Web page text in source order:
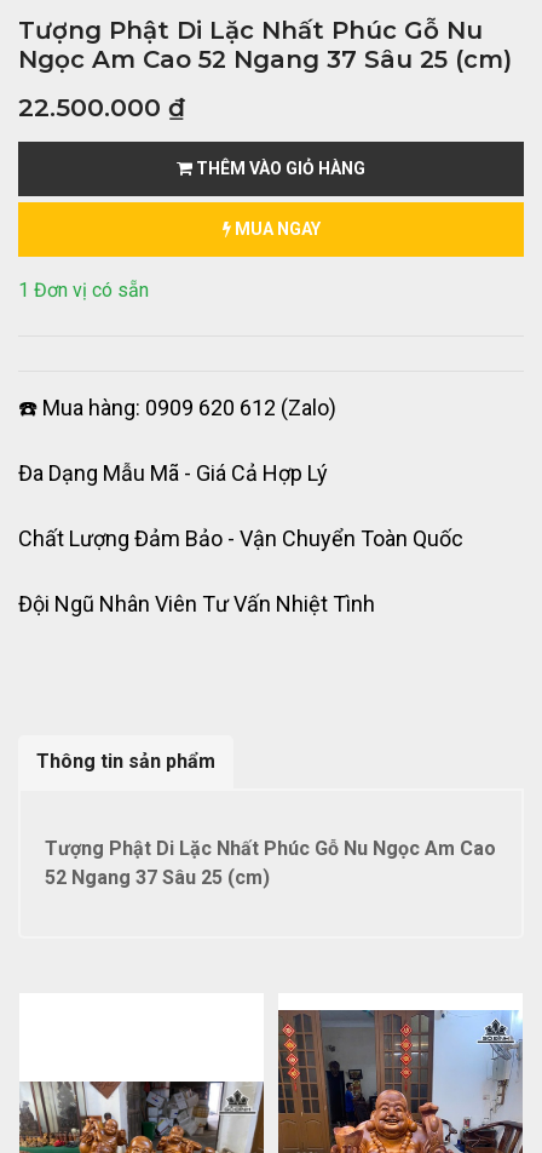
Tượng Phật Di Lặc Nhất Phúc Gỗ Nu
Ngọc Am Cao 52 Ngang 37 Sâu 25 (cm)
22.500.000 ₫
THÊM VÀO GIỎ HÀNG
MUA NGAY
1 Đơn vị có sẵn
☎️ Mua hàng: 0909 620 612 (Zalo)
Đa Dạng Mẫu Mã - Giá Cả Hợp Lý
Chất Lượng Đảm Bảo - Vận Chuyển Toàn Quốc
Đội Ngũ Nhân Viên Tư Vấn Nhiệt Tình
Thông tin sản phẩm
Tượng Phật Di Lặc Nhất Phúc Gỗ Nu Ngọc Am Cao
52 Ngang 37 Sâu 25 (cm)